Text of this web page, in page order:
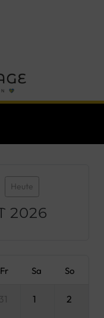
Heute
2026
Fr Sa So
1 2